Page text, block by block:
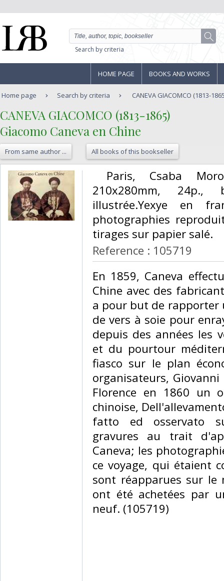
Search by criteria
HOME PAGE BOOKS AND WORKS
Home page Search by criteria CANEVA GIACOMCO (1813-
‎CANEVA GIACOMCO (1813-1865)‎
‎Giacomo Caneva en Chine‎
From same author ... All books of this bookseller
Paris, Csaba
210x280mm, 24p.,
illustrée.Yexye en
photographies
tirages sur papier salé. ‎
Reference : 105719
‎En 1859, Caneva
Chine avec des
a pour but de
de vers à soie pour
depuis des années les
et du pourtour
fiasco sur le plan
organisateurs,
Florence en 1860 un
chinoise,
fatto ed osservato
gravures au trait
Caneva; les
ce voyage, qui étaient
sont réapparues sur le
ont été achetées par
neuf. (105719) ‎